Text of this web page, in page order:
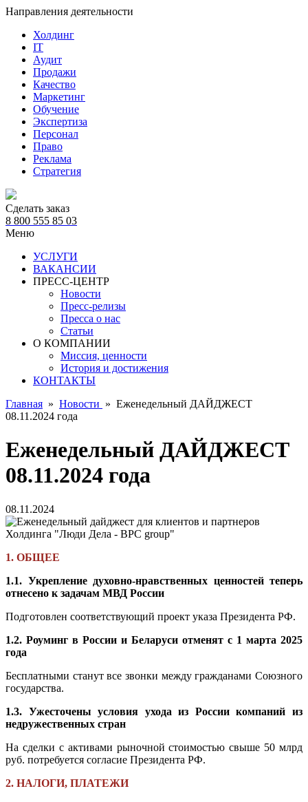
Направления деятельности
Холдинг
IT
Аудит
Продажи
Качество
Маркетинг
Обучение
Экспертиза
Персонал
Право
Реклама
Стратегия
Сделать заказ
8 800 555 85 03
Меню
УСЛУГИ
ВАКАНСИИ
ПРЕСС-ЦЕНТР
Новости
Пресс-релизы
Пресса о нас
Статьи
О КОМПАНИИ
Миссия, ценности
История и достижения
КОНТАКТЫ
Главная » Новости » Еженедельный ДАЙДЖЕСТ
08.11.2024 года
Еженедельный ДАЙДЖЕСТ
08.11.2024 года
08.11.2024
1. ОБЩЕЕ
1.1. Укрепление духовно-нравственных ценностей теперь
отнесено к задачам МВД России
Подготовлен соответствующий проект указа Президента РФ.
1.2. Роуминг в России и Беларуси отменят с 1 марта 2025
года
Бесплатными станут все звонки между гражданами Союзного
государства.
1.3. Ужесточены условия ухода из России компаний из
недружественных стран
На сделки с активами рыночной стоимостью свыше 50 млрд
руб. потребуется согласие Президента РФ.
2. НАЛОГИ, ПЛАТЕЖИ